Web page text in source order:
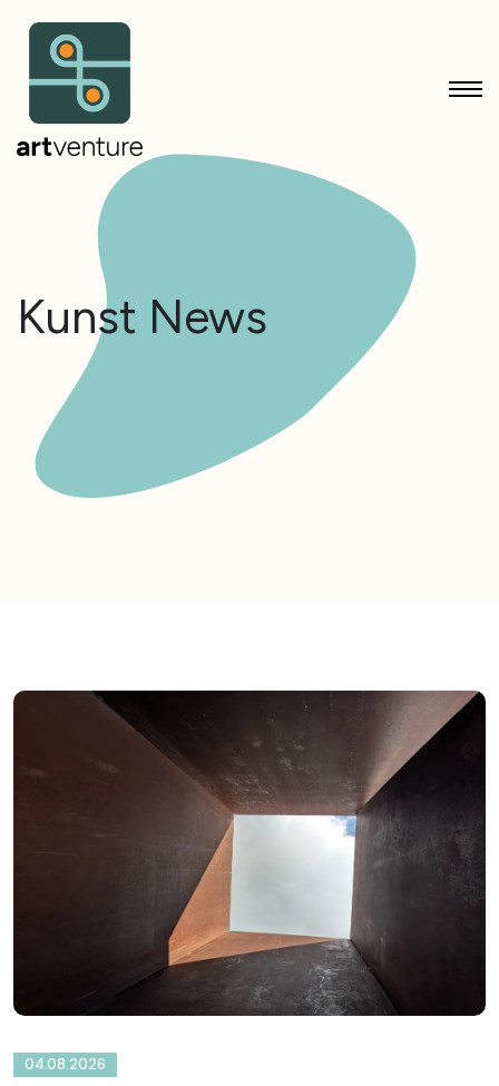
Kunst News
04.08.2026